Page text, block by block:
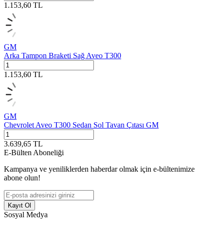
1.153,60 TL
GM
Arka Tampon Braketi Sağ Aveo T300
1.153,60 TL
GM
Chevrolet Aveo T300 Sedan Sol Tavan Çıtası GM
3.639,65 TL
E-Bülten Aboneliği
Kampanya ve yeniliklerden haberdar olmak için e-bültenimize
abone olun!
Kayıt Ol
Sosyal Medya